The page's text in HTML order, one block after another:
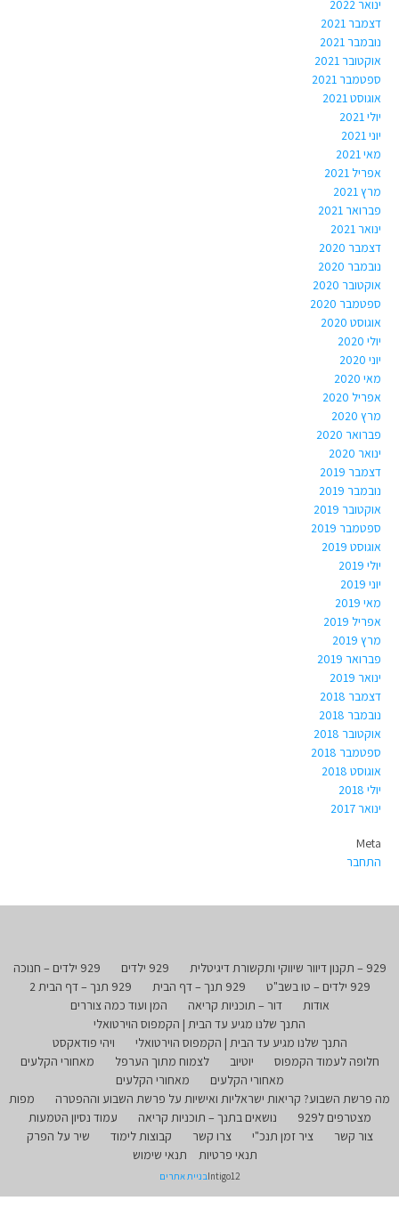
ינואר 2022
דצמבר 2021
נובמבר 2021
אוקטובר 2021
ספטמבר 2021
אוגוסט 2021
יולי 2021
יוני 2021
מאי 2021
אפריל 2021
מרץ 2021
פברואר 2021
ינואר 2021
דצמבר 2020
נובמבר 2020
אוקטובר 2020
ספטמבר 2020
אוגוסט 2020
יולי 2020
יוני 2020
מאי 2020
אפריל 2020
מרץ 2020
פברואר 2020
ינואר 2020
דצמבר 2019
נובמבר 2019
אוקטובר 2019
ספטמבר 2019
אוגוסט 2019
יולי 2019
יוני 2019
מאי 2019
אפריל 2019
מרץ 2019
פברואר 2019
ינואר 2019
דצמבר 2018
נובמבר 2018
אוקטובר 2018
ספטמבר 2018
אוגוסט 2018
יולי 2018
ינואר 2017
Meta
התחבר
929 – תקנון דיוור שיווקי ותקשורת דיגיטלית 929 ילדים
929 ילדים – חנוכה
929 ילדים – טו בשב"ט
929 תנך – דף הבית
929 תנך – דף הבית 2
אודות
דור – תוכניות קריאה
המן ועוד כמה צוררים
התנך שלנו מגיע עד הבית | הקמפוס הוירטואלי
התנך שלנו מגיע עד הבית | הקמפוס הוירטואלי
ויהי פודאקסט
חלופה לעמוד הקמפוס
יוטיוב לצמוח מתוך הערפל
מאחורי הקלעים
מאחורי הקלעים
מאחורי הקלעים
מה פרשת השבוע? קריאות ישראליות ואישיות על פרשת השבוע וההפטרה
מפות
מצטרפים ל929
נושאים בתנך – תוכניות קריאה
עמוד נסיון הטמעות
צור קשר
ציר זמן תנכ"י צרו קשר קבוצות לימוד
שיר על הפרק
תנאי פרטיות
תנאי שימוש
Intigo12בניית אתרים